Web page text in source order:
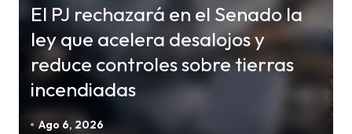
El PJ rechazará en el Senado la
ley que acelera desalojos y
reduce controles sobre tierras
incendiadas
Ago 6, 2026